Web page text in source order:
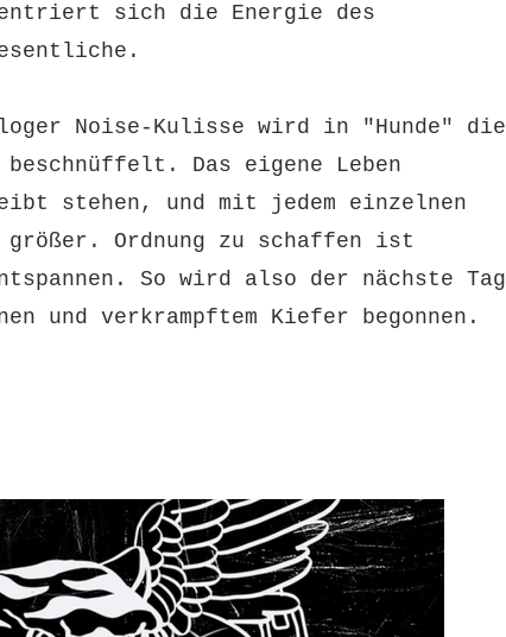
sich die Energie des
Noise-Kulisse wird in "Hunde" die
Das eigene Leben
stehen, und mit jedem einzelnen
Ordnung zu schaffen ist
So wird also der nächste Tag
und verkrampftem Kiefer begonnen.